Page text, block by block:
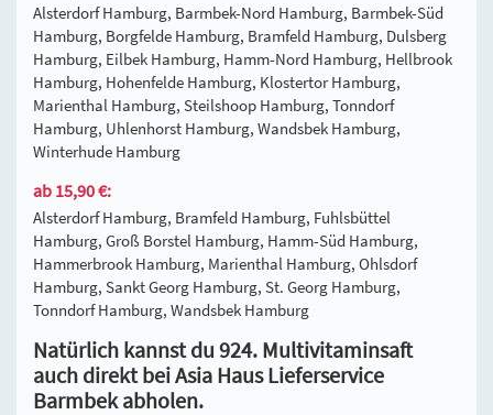
Alsterdorf Hamburg, Barmbek-Nord Hamburg, Barmbek-Süd
Hamburg, Borgfelde Hamburg, Bramfeld Hamburg, Dulsberg
Hamburg, Eilbek Hamburg, Hamm-Nord Hamburg, Hellbrook
Hamburg, Hohenfelde Hamburg, Klostertor Hamburg,
Marienthal Hamburg, Steilshoop Hamburg, Tonndorf
Hamburg, Uhlenhorst Hamburg, Wandsbek Hamburg,
Winterhude Hamburg
ab 15,90 €:
Alsterdorf Hamburg, Bramfeld Hamburg, Fuhlsbüttel
Hamburg, Groß Borstel Hamburg, Hamm-Süd Hamburg,
Hammerbrook Hamburg, Marienthal Hamburg, Ohlsdorf
Hamburg, Sankt Georg Hamburg, St. Georg Hamburg,
Tonndorf Hamburg, Wandsbek Hamburg
Natürlich kannst du 924. Multivitaminsaft
auch direkt bei Asia Haus Lieferservice
Barmbek abholen.